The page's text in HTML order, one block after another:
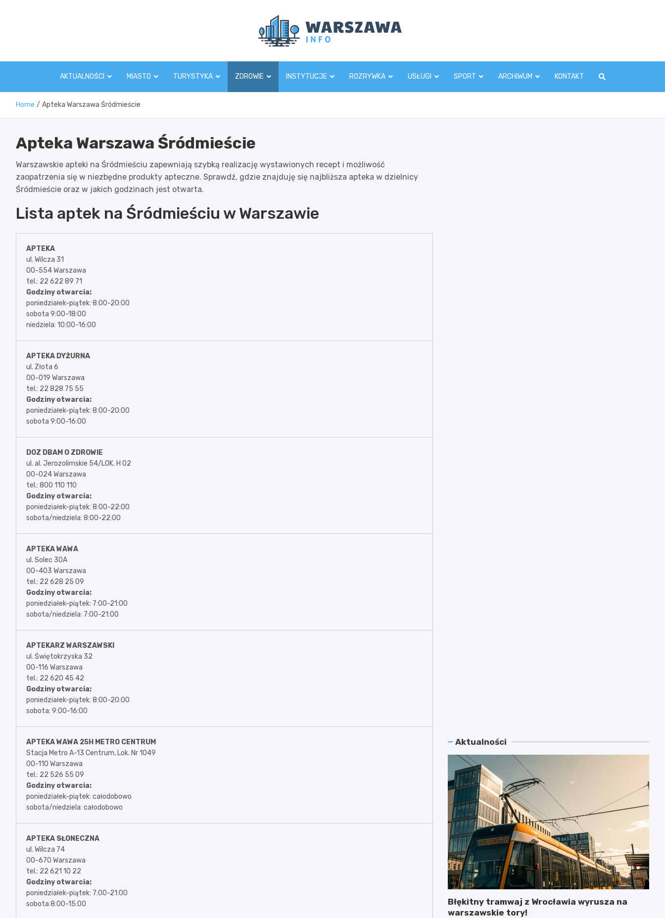
AKTUALNOŚCI MIASTO TURYSTYKA ZDROWIE INSTYTUCJE ROZRYWKA USŁUGI SPORT ARCHIWUM KONTAKT
Home Apteka Warszawa Śródmieście
Apteka Warszawa Śródmieście
Warszawskie apteki na Śródmieściu zapewniają szybką realizację wystawionych recept i możliwość
zaopatrzenia się w niezbędne produkty apteczne. Sprawdź, gdzie znajduję się najbliższa apteka w dzielnicy
Śródmieście oraz w jakich godzinach jest otwarta.
Lista aptek na Śródmieściu w Warszawie
APTEKA
ul. Wilcza 31
00-554 Warszawa
tel.: 22 622 89 71
Godziny otwarcia:
poniedziałek-piątek: 8:00-20:00
sobota 9:00-18:00
niedziela: 10:00-16:00
APTEKA DYŻURNA
ul. Złota 6
00-019 Warszawa
tel.: 22 828 75 55
Godziny otwarcia:
poniedziałek-piątek: 8:00-20:00
sobota 9:00-16:00
DOZ DBAM O ZDROWIE
ul. al. Jerozolimskie 54/LOK. H 02
00-024 Warszawa
tel.: 800 110 110
Godziny otwarcia:
poniedziałek-piątek: 8:00-22:00
sobota/niedziela: 8:00-22:00
APTEKA WAWA
ul. Solec 30A
00-403 Warszawa
tel.: 22 628 25 09
Godziny otwarcia:
poniedziałek-piątek: 7:00-21:00
sobota/niedziela: 7:00-21:00
APTEKARZ WARSZAWSKI
ul. Świętokrzyska 32
00-116 Warszawa
tel.: 22 620 45 42
Godziny otwarcia:
poniedziałek-piątek: 8:00-20:00
sobota: 9:00-16:00
APTEKA WAWA 25H METRO CENTRUM
Stacja Metro A-13 Centrum, Lok. Nr 1049
00-110 Warszawa
tel.: 22 526 55 09
Godziny otwarcia:
poniedziałek-piątek: całodobowo
sobota/niedziela: całodobowo
APTEKA SŁONECZNA
ul. Wilcza 74
00-670 Warszawa
tel.: 22 621 10 22
Godziny otwarcia:
poniedziałek-piątek: 7:00-21:00
sobota 8:00-15:00
Aktualności
Błękitny tramwaj z Wrocławia wyrusza na
warszawskie tory!